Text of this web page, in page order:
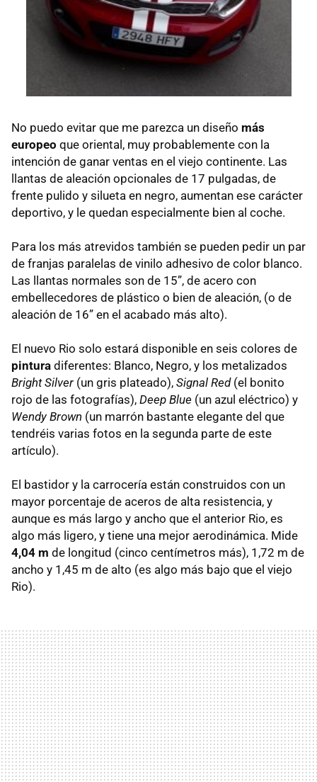
No puedo evitar que me parezca un diseño más
europeo que oriental, muy probablemente con la
intención de ganar ventas en el viejo continente. Las
llantas de aleación opcionales de 17 pulgadas, de
frente pulido y silueta en negro, aumentan ese carácter
deportivo, y le quedan especialmente bien al coche.
Para los más atrevidos también se pueden pedir un par
de franjas paralelas de vinilo adhesivo de color blanco.
Las llantas normales son de 15”, de acero con
embellecedores de plástico o bien de aleación, (o de
aleación de 16” en el acabado más alto).
El nuevo Rio solo estará disponible en seis colores de
pintura diferentes: Blanco, Negro, y los metalizados
Bright Silver (un gris plateado), Signal Red(el bonito
rojo de las fotografías), Deep Blue (un azul eléctrico) y
Wendy Brown (un marrón bastante elegante del que
tendréis varias fotos en la segunda parte de este
artículo).
El bastidor y la carrocería están construidos con un
mayor porcentaje de aceros de alta resistencia, y
aunque es más largo y ancho que el anterior Rio, es
algo más ligero, y tiene una mejor aerodinámica. Mide
4,04 m de longitud (cinco centímetros más), 1,72 m de
ancho y 1,45 m de alto (es algo más bajo que el viejo
Rio).